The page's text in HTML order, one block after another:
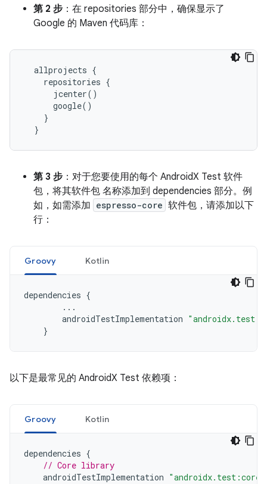
第 2 步 ：在 repositories 部分中，确保显示了
Google 的 Maven 代码库：
allprojects {
repositories {
jcenter()
google()
}
}
第 3 步 ：对于您要使用的每个 AndroidX Test 软件
包，将其软件包 名称添加到 dependencies 部分。例
如，如需添加 espresso-core 软件包，请添加以下
行：
Groovy Kotlin
dependencies {
...
androidTestImplementation
}
以下是最常见的 AndroidX Test 依赖项：
Groovy Kotlin
dependencies {
// Core library
androidTestImplementation